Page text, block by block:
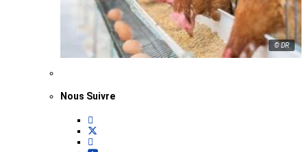
© DR
Nous Suivre